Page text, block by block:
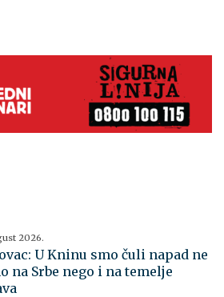
2026.
U Kninu smo čuli napad ne
na Srbe nego i na temelje